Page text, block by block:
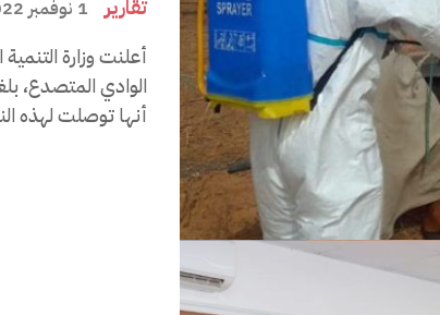
تقارير 1 نوفمبر 2022، 18:32 مساءً
أعلنت وزارة
أنها توصلت لهذه